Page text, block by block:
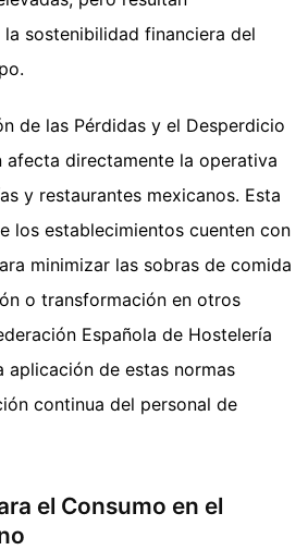
sostenibilidad financiera del
de las Pérdidas y el Desperdicio
afecta directamente la operativa
y restaurantes mexicanos. Esta
los establecimientos cuenten con
minimizar las sobras de comida
o transformación en otros
Española de Hostelería
aplicación de estas normas
continua del personal de
el Consumo en el